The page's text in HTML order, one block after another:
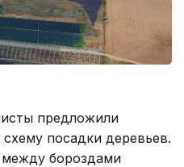
предложили
посадки деревьев.
между бороздами